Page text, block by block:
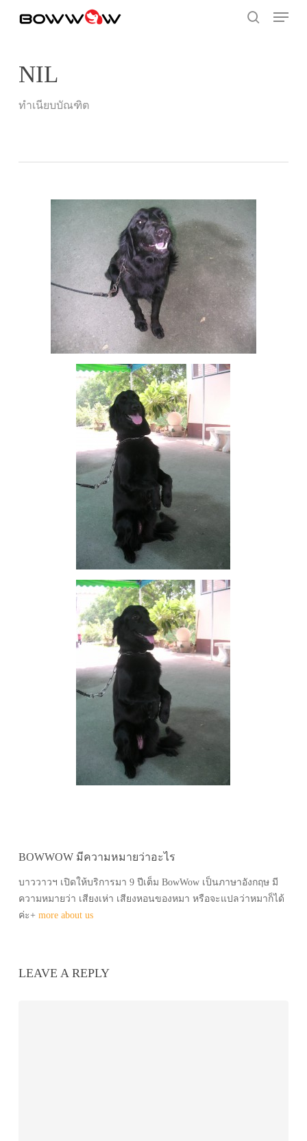
Menu
NIL
ทำเนียบบัณฑิต
BOWWOW มีความหมายว่าอะไร
บาววาวฯ เปิดให้บริการมา 9 ปีเต็ม BowWow เป็นภาษาอังกฤษ มี
ความหมายว่า เสียงเห่า เสียงหอนของหมา หรือจะแปลว่าหมาก็ได้
ค่ะ+ more about us
LEAVE A REPLY